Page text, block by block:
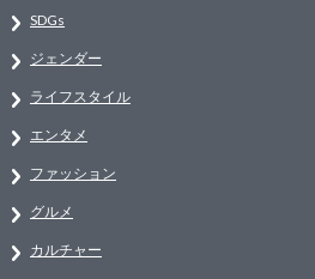
SDGs
ジェンダー
ライフスタイル
エンタメ
ファッション
グルメ
カルチャー